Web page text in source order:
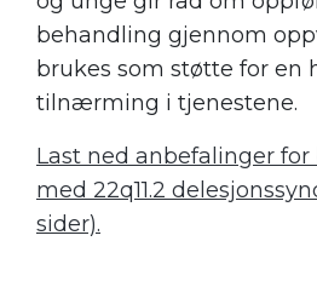
behandling gjennom
brukes som støtte for en
tilnærming i tjenestene.
Last ned anbefalinger
med 22q11.2
sider).